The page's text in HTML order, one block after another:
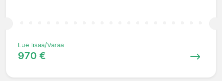
Lue lisää/Varaa
970 €